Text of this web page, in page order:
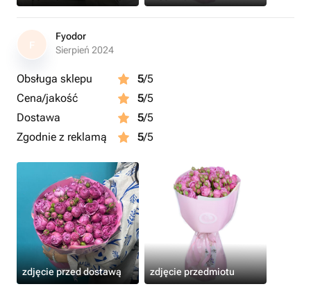
F
Fyodor
Sierpień 2024
Obsługa sklepu 5/5
Cena/jakość
5/5
Dostawa
5/5
Zgodnie z reklamą
5/5
zdjęcie przed dostawą zdjęcie przedmiotu